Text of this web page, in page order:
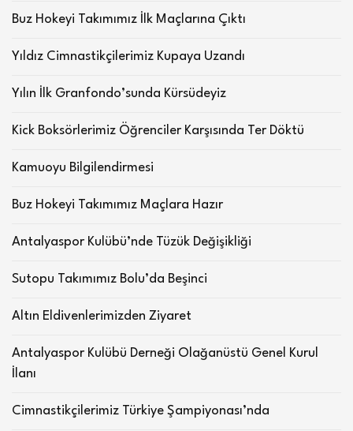
Buz Hokeyi Takımımız İlk Maçlarına Çıktı
Yıldız Cimnastikçilerimiz Kupaya Uzandı
Yılın İlk Granfondo’sunda Kürsüdeyiz
Kick Boksörlerimiz Öğrenciler Karşısında Ter Döktü
Kamuoyu Bilgilendirmesi
Buz Hokeyi Takımımız Maçlara Hazır
Antalyaspor Kulübü’nde Tüzük Değişikliği
Sutopu Takımımız Bolu’da Beşinci
Altın Eldivenlerimizden Ziyaret
Antalyaspor Kulübü Derneği Olağanüstü Genel Kurul
İlanı
Cimnastikçilerimiz Türkiye Şampiyonası’nda